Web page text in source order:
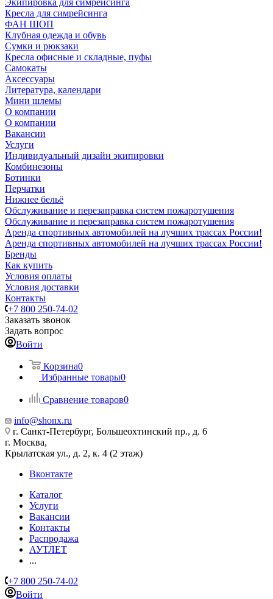
Экипировка для симрейсинга
Кресла для симрейсинга
ФАН ШОП
Клубная одежда и обувь
Сумки и рюкзаки
Кресла офисные и складные, пуфы
Самокаты
Аксессуары
Литература, календари
Мини шлемы
О компании
О компании
Вакансии
Услуги
Индивидуальный дизайн экипировки
Комбинезоны
Ботинки
Перчатки
Нижнее бельё
Обслуживание и перезаправка систем пожаротушения
Обслуживание и перезаправка систем пожаротушения
Аренда спортивных автомобилей на лучших трассах России!
Аренда спортивных автомобилей на лучших трассах России!
Бренды
Как купить
Условия оплаты
Условия доставки
Контакты
+7 800 250-74-02
Заказать звонок
Задать вопрос
Войти
Корзина0
Избранные товары0
Сравнение товаров0
info@shonx.ru
г. Санкт-Петербург, Большеохтинский пр., д. 6
г. Москва,
Крылатская ул., д. 2, к. 4 (2 этаж)
Вконтакте
Каталог
Услуги
Вакансии
Контакты
Распродажа
АУТЛЕТ
...
+7 800 250-74-02
Войти